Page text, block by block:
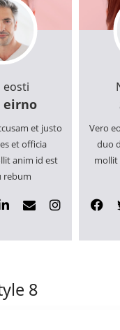
eosti
eirno
et justo
et officia
anim id est
rebum
Vero
duo
mollit
8